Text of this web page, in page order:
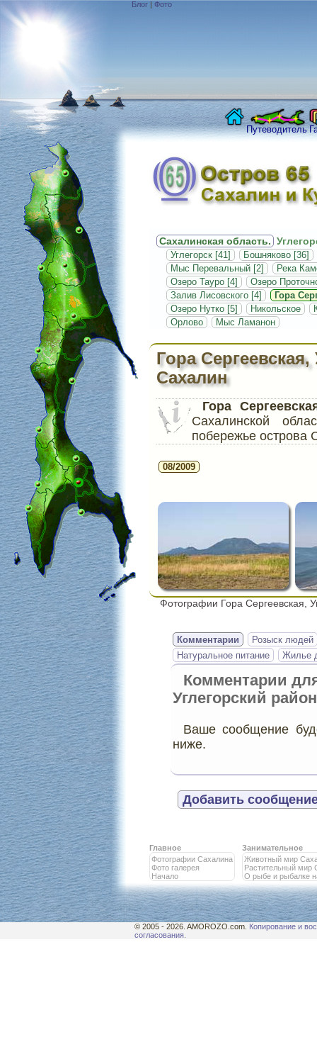
Блог | Фото
Путеводитель
Сахалинская область.
Углегорск [41]
Бошняково [36]
Мыс Перевальный [2]
Река
Озеро Тауро [4]
Озеро
Залив Лисовского [4]
Гора
Озеро Нутко [5]
Никольское
Орлово
Мыс Ламанон
Гора
Сахалин
Гора
Сахалинской
побережье острова
08/2009
Фотографии Гора Сергеевская,
Комментарии
Розыск людей
Натуральное питание
Жилье
Комментарии
Углегорский район
Ваше сообщение
ниже.
Добавить
Главное
Фотографии Сахалина
Фото галерея
Начало
Занимательное
Животный мир
Растительный мир
О рыбе и рыбалке
© 2005 - 2026. AMOROZO.com. Копирование и
согласования.